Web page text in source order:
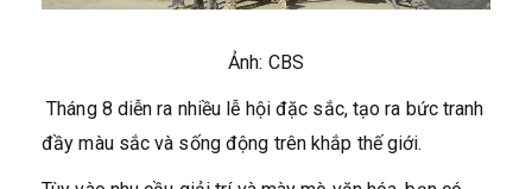
Ảnh: CBS
Tháng 8 diễn ra nhiều lễ hội đặc sắc, tạo ra bức tranh
đầy màu sắc và sống động trên khắp thế giới.